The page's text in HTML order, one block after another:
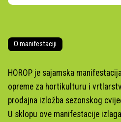
O manifestaciji
HOROP je sajamska
opreme za hortikulturu i
prodajna izložba sezonskog
U sklopu ove manifestacije